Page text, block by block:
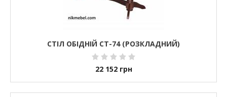
СТІЛ ОБІДНІЙ СТ-74 (РОЗКЛАДНИЙ)
22 152 грн